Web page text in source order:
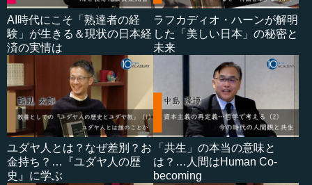
AI時代にこそ「熟達者の経
験」が生きる＆現状の日本経
済の実情は
ラフカディオ・ハーンが解明
した「美しい日本」の秘密と
未来
ユダヤ人とは？なぜ差別？お
金持ち？…『ユダヤ人の歴
史』に学ぶ
「共生」の本当の意味と
は？…人間はHuman Co-
becoming